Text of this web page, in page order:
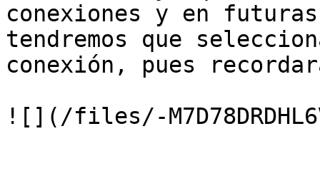
conexiones y en
tendremos que
conexión, pues